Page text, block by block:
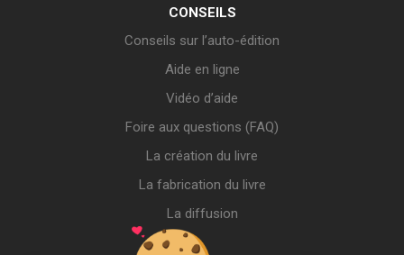
CONSEILS
Conseils sur l’auto-édition
Aide en ligne
Vidéo d’aide
Foire aux questions (FAQ)
La création du livre
La fabrication du livre
La diffusion